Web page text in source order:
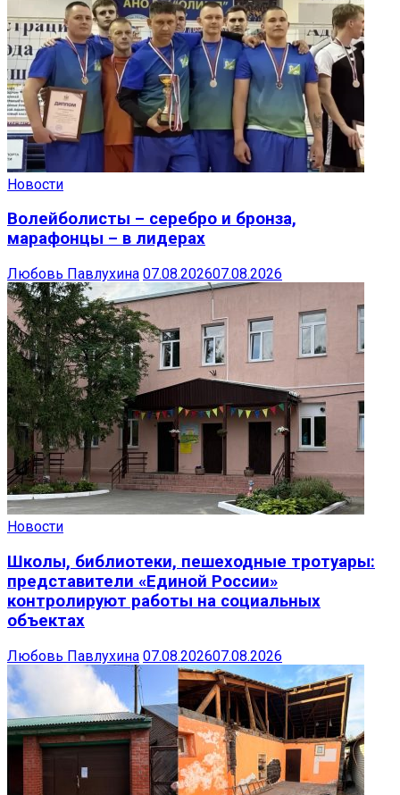
Новости
Волейболисты – серебро и бронза,
марафонцы – в лидерах
Любовь Павлухина 07.08.202607.08.2026
Новости
Школы, библиотеки, пешеходные тротуары:
представители «Единой России»
контролируют работы на социальных
объектах
Любовь Павлухина 07.08.202607.08.2026